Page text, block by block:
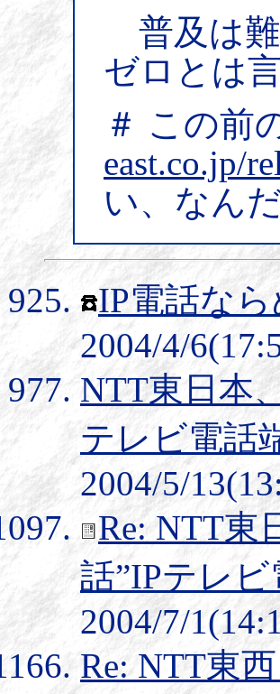
普及は
ゼロとは
＃ この前
east.co.jp/
い、なん
IP電話な
2004/4/
NTT東日本
テレビ電話
2004/5/
Re: NTT東
話”IPテレ
2004/7/
Re: NTT東